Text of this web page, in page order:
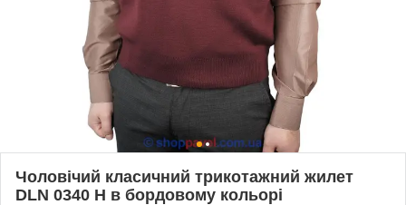
Чоловічий класичний трикотажний жилет
DLN 0340 Н в бордовому кольорі